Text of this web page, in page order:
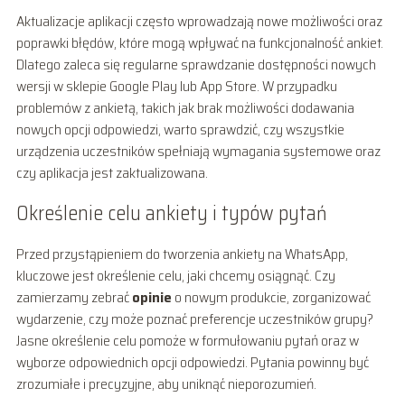
Aktualizacje aplikacji często wprowadzają nowe możliwości oraz
poprawki błędów, które mogą wpływać na funkcjonalność ankiet.
Dlatego zaleca się regularne sprawdzanie dostępności nowych
wersji w sklepie Google Play lub App Store. W przypadku
problemów z ankietą, takich jak brak możliwości dodawania
nowych opcji odpowiedzi, warto sprawdzić, czy wszystkie
urządzenia uczestników spełniają wymagania systemowe oraz
czy aplikacja jest zaktualizowana.
Określenie celu ankiety i typów pytań
Przed przystąpieniem do tworzenia ankiety na WhatsApp,
kluczowe jest określenie celu, jaki chcemy osiągnąć. Czy
zamierzamy zebraćopinie o nowym produkcie, zorganizować
wydarzenie, czy może poznać preferencje uczestników grupy?
Jasne określenie celu pomoże w formułowaniu pytań oraz w
wyborze odpowiednich opcji odpowiedzi. Pytania powinny być
zrozumiałe i precyzyjne, aby uniknąć nieporozumień.